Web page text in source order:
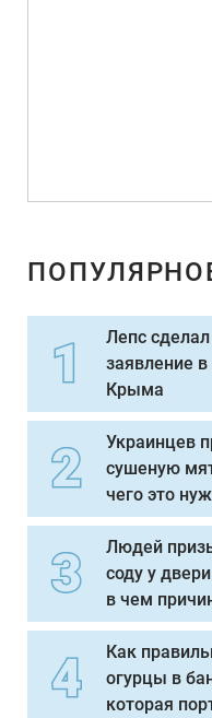
Лепс
заявление
Крыма
Украинцев
сушеную
чего это
Людей
соду у
в чем
Как
огурцы в
которая